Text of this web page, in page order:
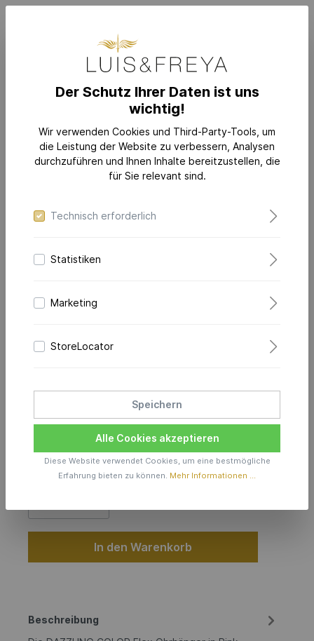
DAZZLING-COLORS Flex
159,00 €*
Produktionszeit inkl. Lieferzeit 6 Wochen
In den Warenkorb
Beschreibung
Der Schutz Ihrer Daten ist uns
wichtig!
Wir verwenden Cookies und Third-Party-Tools, um
die Leistung der Website zu verbessern, Analysen
durchzuführen und Ihnen Inhalte bereitzustellen, die
für Sie relevant sind.
Technisch erforderlich
Statistiken
Marketing
StoreLocator
Speichern
Alle Cookies akzeptieren
Diese Website verwendet Cookies, um eine bestmögliche
Erfahrung bieten zu können. Mehr Informationen ...